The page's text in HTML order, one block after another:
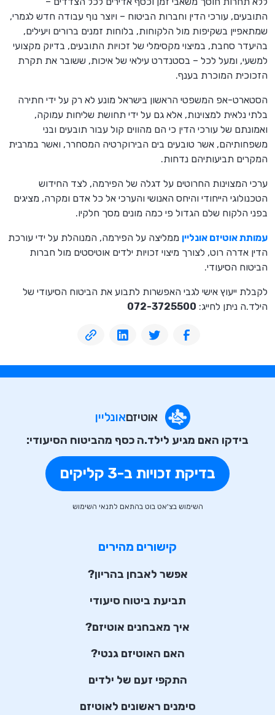
התובעים, עורכי הדין וחברות הביטוח – ויוצר נוף עבודה חדש לגמרי,
שמתאפיין בשקיפות מול הלקוחות, בלוחות זמנים ברורים ויעילים,
בהיעדר סחבת, במיצוי מקסימלי של זכויות התובעים, בדיוק מקצועי
למשעי, ומעל לכל – בסטנדרט עילאי של איכות, ששובר את תקרת
הזכוכית המוכרת בענף.
הסטארט-אפ המשפטי הראשון בישראל מונע לא רק על ידי חתירה
בלתי נלאית למצוינות, אלא גם על ידי תחושת שליחות עמוקה,
ואמונתם של עורכי הדין כי הם מהווים קול עבור תובעים ובני
משפחותיהם, אשר טובעים בים הבירוקרטיה המסחרר, ואשר במרבית
המקרים תביעותיהם נדחות.
ערכי המצוינות החרוטים על דגלה של הפירמה, לצד החידוש
הטכנולוגי הייחודי והיחס האנושי והערכי אל כל אדם ומקרה, מציגים
בפני הלקוח שלם הגדול פי כמה מונים מסך חלקיו.
עמותת אוטיזם אונליין ממליצה על הפירמה, המנוהלת על ידי עורכת
הדין אדרה רוט, לצורך מיצוי זכויות ילדים אוטיסטים מול חברות
הביטוח הסיעודי.
לקבלת ייעוץ אישי לגבי האפשרות לתבוע את הביטוח הסיעודי של
הילד.ה ניתן לחייג: 072-3725500
אוטיזםאונליין
בידקו האם מגיע לילד.ה כסף מהביטוח הסיעודי:
בדיקת זכויות ב-3 קליקים
השימוש בצ'אט בוט בהתאם לתנאי השימוש
קישורים מהירים
אפשר לאבחן בהריון?
תביעת ביטוח סיעודי
איך מאבחנים אוטיזם?
האם האוטיזם גנטי?
התקפי זעם של ילדים
סימנים ראשונים לאוטיזם